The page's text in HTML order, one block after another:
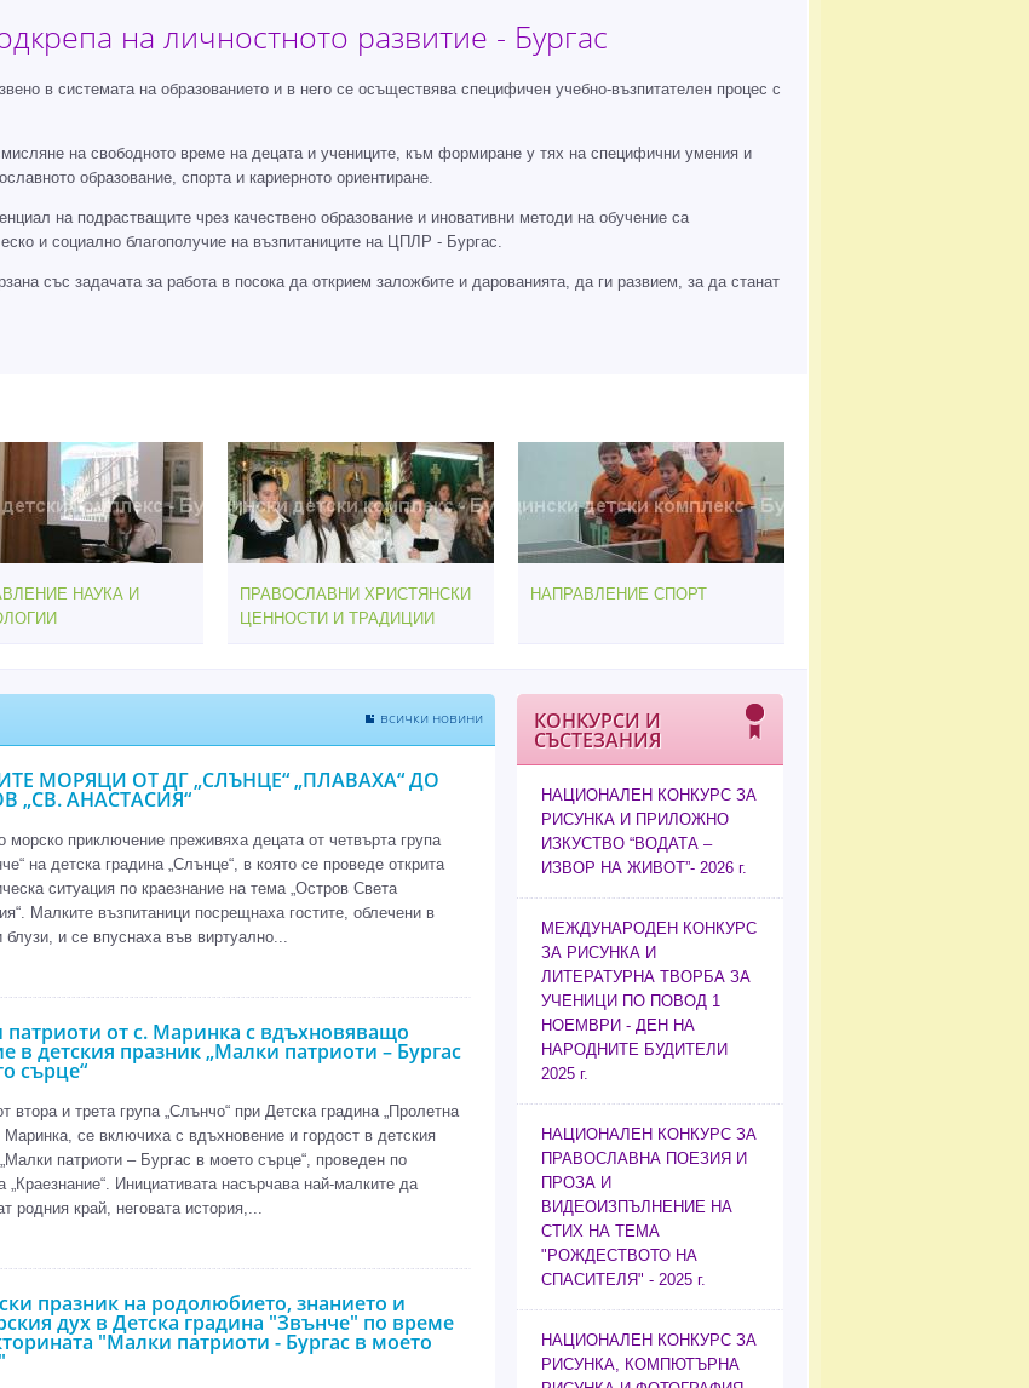
на личностното развитие - Бургас
в системата на образованието и в него се осъществява специфичен учебно-възпитателен процес с
на свободното време на децата и учениците, към формиране у тях на специфични умения и
образование, спорта и кариерното ориентиране.
на подрастващите чрез качествено образование и иновативни методи на обучение са
и социално благополучие на възпитаниците на ЦПЛР - Бургас.
със задачата за работа в посока да открием заложбите и дарованията, да ги развием, за да станат
НАУКА И
ПРАВОСЛАВНИ ХРИСТЯНСКИ
ЦЕННОСТИ И ТРАДИЦИИ
НАПРАВЛЕНИЕ СПОРТ
всички новини
МОРЯЦИ ОТ ДГ „СЛЪНЦЕ“ „ПЛАВАХА“ ДО
„СВ. АНАСТАСИЯ“
морско приключение преживяха децата от четвърта група
на детска градина „Слънце“, в която се проведе открита
ситуация по краезнание на тема „Остров Света
Малките възпитаници посрещнаха гостите, облечени в
блузи, и се впуснаха във виртуално...
от с. Маринка с вдъхновяващо
в детския празник „Малки патриоти – Бургас
сърце“
втора и трета група „Слънчо“ при Детска градина „Пролетна
Маринка, се включиха с вдъхновение и гордост в детския
патриоти – Бургас в моето сърце“, проведен по
„Краезнание“. Инициативата насърчава най-малките да
родния край, неговата история,...
празник на родолюбието, знанието и
дух в Детска градина "Звънче" по време
"Малки патриоти - Бургас в моето
КОНКУРСИ И
СЪСТЕЗАНИЯ
НАЦИОНАЛЕН КОНКУРС ЗА
РИСУНКА И ПРИЛОЖНО
ИЗКУСТВО “ВОДАТА –
ИЗВОР НА ЖИВОТ”- 2026 г.
МЕЖДУНАРОДЕН КОНКУРС
ЗА РИСУНКА И
ЛИТЕРАТУРНА ТВОРБА ЗА
УЧЕНИЦИ ПО ПОВОД 1
НОЕМВРИ - ДЕН НА
НАРОДНИТЕ БУДИТЕЛИ
2025 г.
НАЦИОНАЛЕН КОНКУРС ЗА
ПРАВОСЛАВНА ПОЕЗИЯ И
ПРОЗА И
ВИДЕОИЗПЪЛНЕНИЕ НА
СТИХ НА ТЕМА
"РОЖДЕСТВОТО НА
СПАСИТЕЛЯ" - 2025 г.
НАЦИОНАЛЕН КОНКУРС ЗА
РИСУНКА, КОМПЮТЪРНА